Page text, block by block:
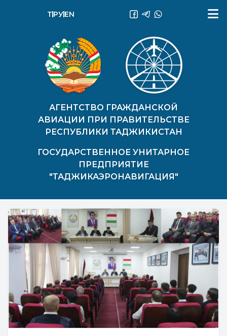
АГЕНТСТВО ГРАЖДАНСКОЙ
АВИАЦИИ ПРИ ПРАВИТЕЛЬСТВЕ
РЕСПУБЛИКИ ТАДЖИКИСТАН
ГОСУДАРСТВЕННОЕ УНИТАРНОЕ
ПРЕДПРИЯТИЕ
"ТАДЖИКАЭРОНАВИГАЦИЯ"
ТҶ РУEN